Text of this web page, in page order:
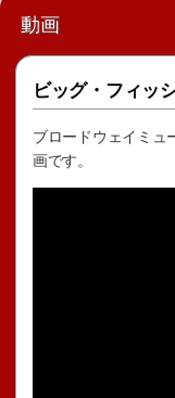
動画
ビッグ・フィッ
ブロードウェイミュ
画です。